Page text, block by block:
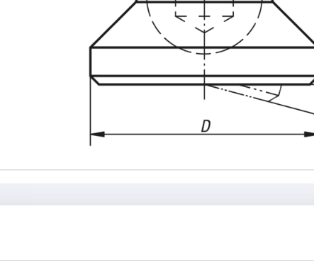
SW Forma